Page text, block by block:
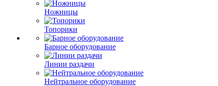
Ножницы
Топорики
Барное оборудование
Линии раздачи
Нейтральное оборудование